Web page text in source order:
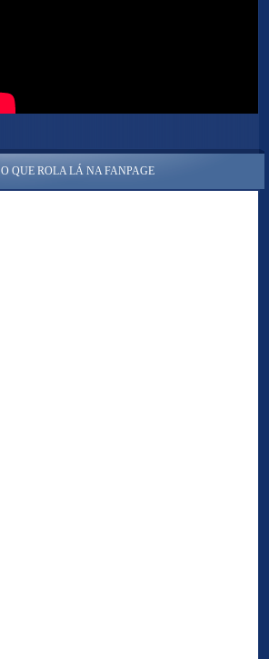
O QUE ROLA LÁ NA FANPAGE